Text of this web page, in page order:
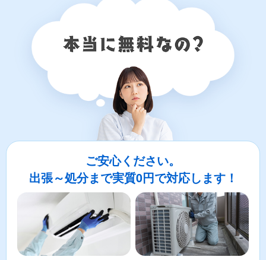
ご安心ください。
出張～処分まで実質0円で対応します！